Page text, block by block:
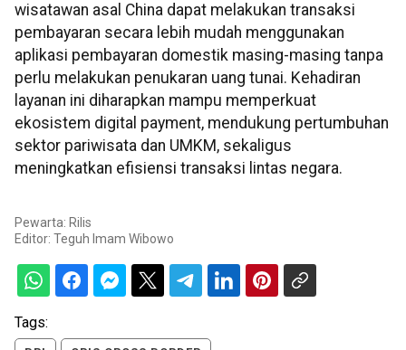
wisatawan asal China dapat melakukan transaksi
pembayaran secara lebih mudah menggunakan
aplikasi pembayaran domestik masing-masing tanpa
perlu melakukan penukaran uang tunai. Kehadiran
layanan ini diharapkan mampu memperkuat
ekosistem digital payment, mendukung pertumbuhan
sektor pariwisata dan UMKM, sekaligus
meningkatkan efisiensi transaksi lintas negara.
Pewarta: Rilis
Editor: Teguh Imam Wibowo
Tags: